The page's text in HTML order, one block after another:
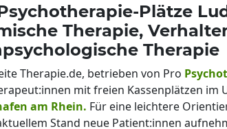
Plätze
Therapie,
Therapie
Therapie.de, betrieben von Pro
mit freien Kassenplätzen im
am Rhein. Für eine leichtere
Stand neue Patient:innen